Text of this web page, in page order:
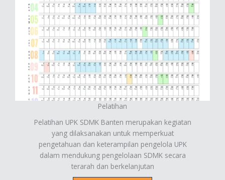
Pelatihan
Pelatihan UPK SDMK Banten merupakan kegiatan
yang dilaksanakan untuk memperkuat
pengetahuan dan keterampilan pengelola UPK
dalam mendukung pengelolaan SDMK secara
terarah dan berkelanjutan